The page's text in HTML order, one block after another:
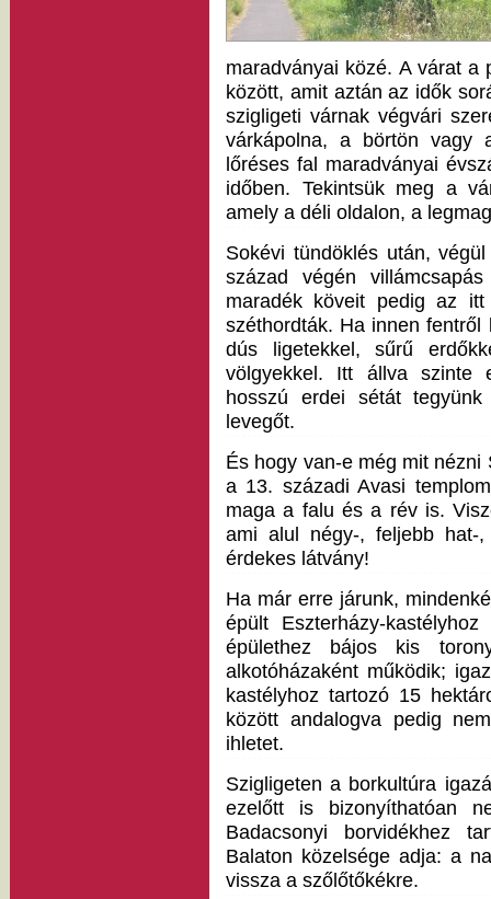
maradványai közé. A várat a
között, amit aztán az idők
szigligeti várnak végvári
várkápolna, a börtön vagy
lőréses fal maradványai
időben. Tekintsük meg a
amely a déli oldalon, a
Sokévi tündöklés után,
század végén
maradék köveit pedig az
széthordták. Ha innen
dús ligetekkel, sűrű
völgyekkel. Itt állva szinte
hosszú erdei sétát
levegőt.
És hogy van-e még mit
a 13. századi Avasi
maga a falu és a rév is.
ami alul négy-, feljebb hat-,
érdekes látvány!
Ha már erre járunk,
épült Eszterházy-
épülethez bájos kis
alkotóházaként működik;
kastélyhoz tartozó 15
között andalogva pedig
ihletet.
Szigligeten a borkultúra
ezelőtt is bizonyíthatóan
Badacsonyi borvidékhez
Balaton közelsége adja: a
vissza a szőlőtőkékre.